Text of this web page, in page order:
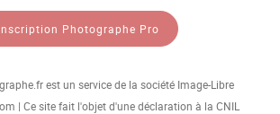
Photographe Pro
est un service de la société Image-Libre
| Ce site fait l'objet d'une déclaration à la CNIL